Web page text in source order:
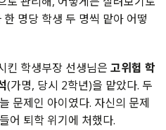
명당 학생 두 명씩 맡아 어떻
킨 학생부장 선생님은 고위험 학
(가명, 당시 2학년)을 맡았다. 두
문제인 아이였다. 자신의 문제
어 퇴학 위기에 처했다.